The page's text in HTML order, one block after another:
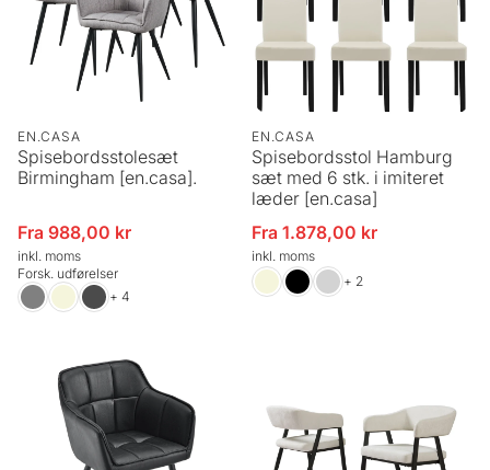
EN.CASA
Spisebordsstolesæt
Birmingham [en.casa].
Udsalgspris
Fra 988,00 kr
inkl. moms
Forsk. udførelser
+ 4
EN.CASA
Spisebordsstol Hamburg
sæt med 6 stk. i imiteret
læder [en.casa]
Udsalgspris
Fra 1.878,00 kr
inkl. moms
+ 2